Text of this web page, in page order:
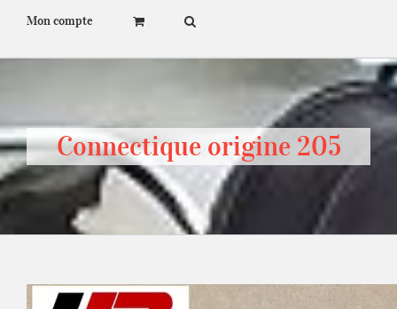
Mon compte
Connectique origine 205